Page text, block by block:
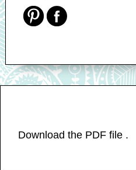
Download the PDF file .